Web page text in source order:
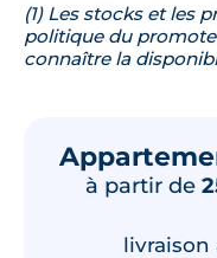
(1) Les stocks et les
politique du
connaître la
à partir de
livraison